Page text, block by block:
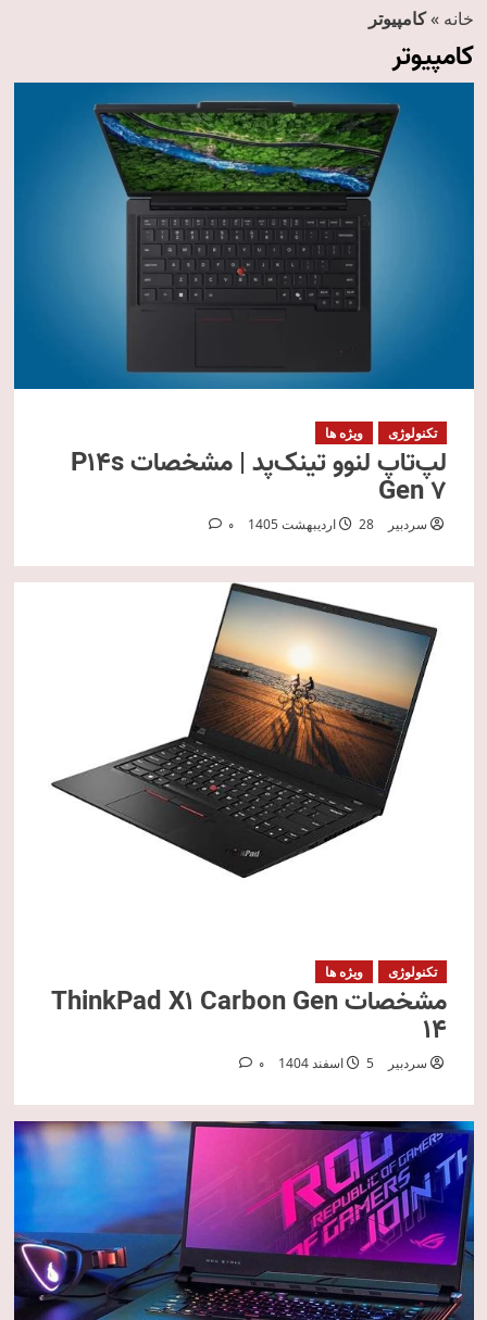
خانه »کامپیوتر
کامپیوتر
تکنولوژی ویژه ها
لپ‌تاپ لنوو تینک‌پد | مشخصات P14s
Gen 7
سردبیر 28 اردیبهشت 1405 0
تکنولوژی ویژه ها
مشخصات ThinkPad X1 Carbon Gen
14
سردبیر 5 اسفند 1404 0